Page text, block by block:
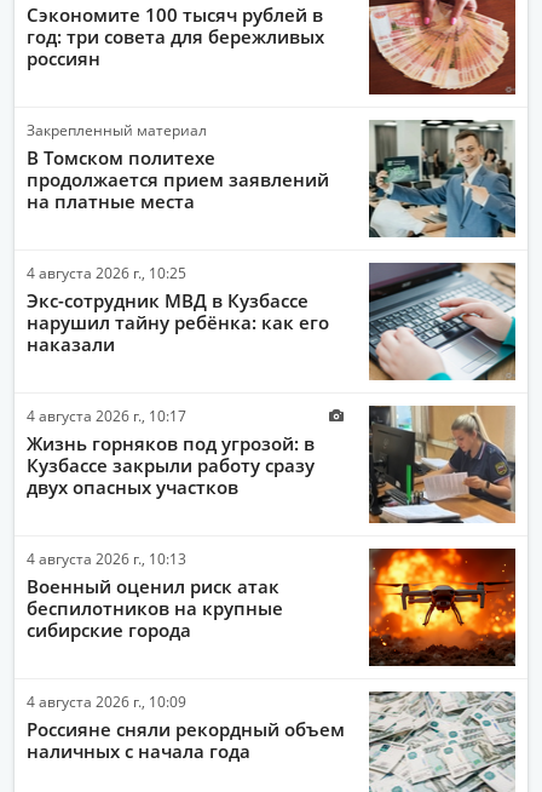
НОВОСТИ КОМПАНИЙ
ГЛАВНЫЕ НОВОСТИ
ОБЩЕСТВО
ПОЛИТИКА
ПРОИСШЕСТВИЯ
АВТО-МОТО
ИНТЕРНЕТ
НАУКА И ТЕХНОЛОГИИ
РАБОТА И ДЕНЬГИ
Сэкономите 100 тысяч рублей в
год: три совета для бережливых
россиян
Закрепленный материал
В Томском политехе
продолжается прием заявлений
на платные места
4 августа 2026 г., 10:25
Экс-сотрудник МВД в Кузбассе
нарушил тайну ребёнка: как его
наказали
4 августа 2026 г., 10:17
Жизнь горняков под угрозой: в
Кузбассе закрыли работу сразу
двух опасных участков
4 августа 2026 г., 10:13
Военный оценил риск атак
беспилотников на крупные
сибирские города
4 августа 2026 г., 10:09
Россияне сняли рекордный объем
наличных с начала года